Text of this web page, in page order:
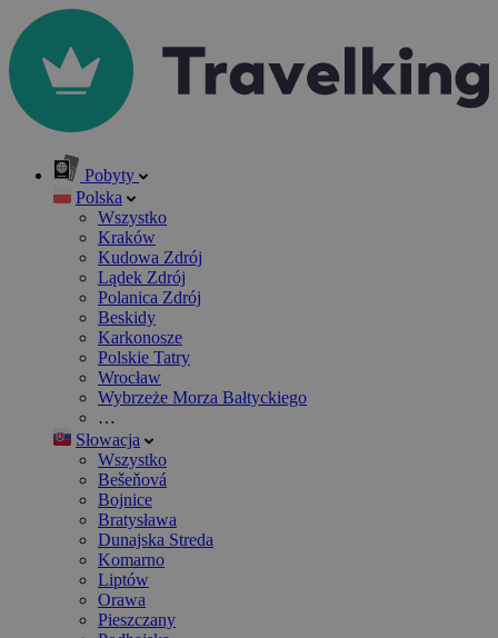
Pobyty
Polska
Wszystko
Kraków
Kudowa Zdrój
Lądek Zdrój
Polanica Zdrój
Beskidy
Karkonosze
Polskie Tatry
Wrocław
Wybrzeże Morza Bałtyckiego
…
Słowacja
Wszystko
Bešeňová
Bojnice
Bratysława
Dunajska Streda
Komarno
Liptów
Orawa
Pieszczany